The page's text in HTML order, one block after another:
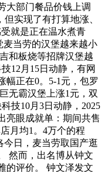
大部门餐品价钱上调
实现了有打算地涨、
就是正在温水煮青
麦当劳的汉堡越来越小
和板烧等招牌汉堡越
12月15日动静，有网
幅正在0。5-1元，包罗
无霸汉堡上涨1元，双
技10月3日动静，2025
亮眼成就单：期间共售
月均1。4万个的程
今日，麦当劳取国产逛
然而，出名博从钟文
的评价。 钟文泽发文